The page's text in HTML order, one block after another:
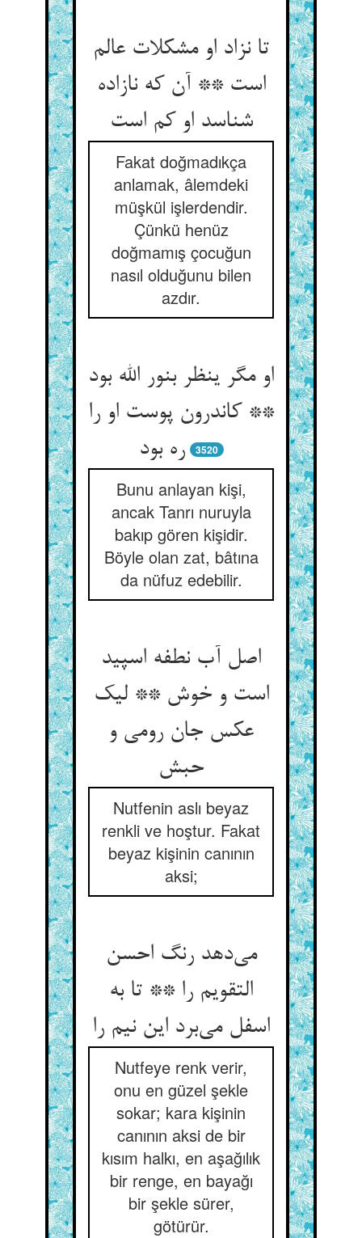
تا نزاد او مشکلات عالم
است ** آن که نازاده
شناسد او کم است‌‌
Fakat doğmadıkça
anlamak, âlemdeki
müşkül işlerdendir.
Çünkü henüz
doğmamış çocuğun
nasıl olduğunu bilen
azdır.
او مگر ینظر بنور الله بود
** کاندرون پوست او را
ره بود
3520
Bunu anlayan kişi,
ancak Tanrı nuruyla
bakıp gören kişidir.
Böyle olan zat, bâtına
da nüfuz edebilir.
اصل آب نطفه اسپید
است و خوش ** لیک
عکس جان رومی و
Nutfenin aslı beyaz
renkli ve hoştur. Fakat
beyaz kişinin canının
aksi;
می‌‌دهد رنگ احسن
التقویم را ** تا به
اسفل می‌‌برد این نیم را
Nutfeye renk verir,
onu en güzel şekle
sokar; kara kişinin
canının aksi de bir
kısım halkı, en aşağılık
bir renge, en bayağı
bir şekle sürer,
götürür.